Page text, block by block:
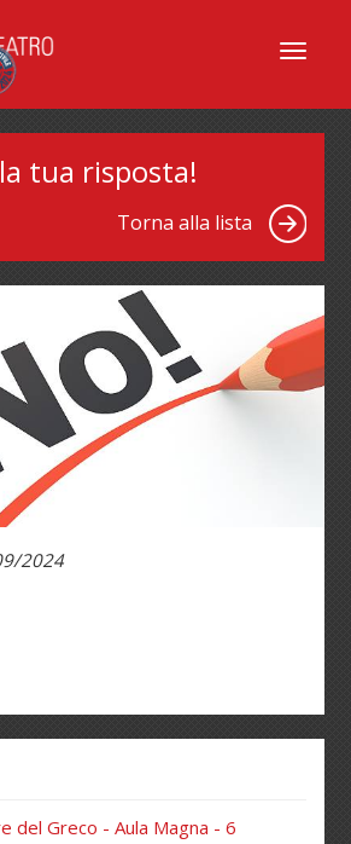
Menu
tua risposta!
Torna alla lista
2024
del Greco - Aula Magna - 6